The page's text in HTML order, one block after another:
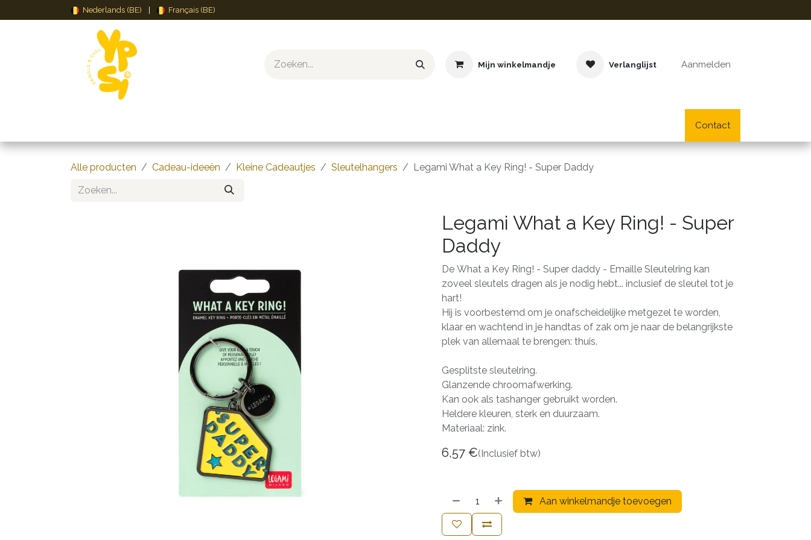
Overslaan naar inhoudNederlands (BE) Français (BE)
Mijn winkelmandje Verlanglijst Aanmelden
Lifestyle
Contact
Alle producten Cadeau-ideeën Kleine Cadeautjes Sleutelhangers Legami What a Key Ring! - Super Daddy
Legami What a Key Ring! - Super
Daddy
De What a Key Ring! - Super daddy - Emaille Sleutelring kan
zoveel sleutels dragen als je nodig hebt... inclusief de sleutel tot je
hart!
Hij is voorbestemd om je onafscheidelijke metgezel te worden,
klaar en wachtend in je handtas of zak om je naar de belangrijkste
plek van allemaal te brengen: thuis.
Gesplitste sleutelring.
Glanzende chroomafwerking.
Kan ook als tashanger gebruikt worden.
Heldere kleuren, sterk en duurzaam.
Materiaal: zink.
6,57 €(Inclusief btw)
Aan winkelmandje toevoegen